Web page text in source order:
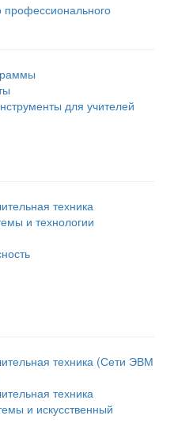
для учителей
техника
и технологии
техника (Сети ЭВМ
техника
и искусственный